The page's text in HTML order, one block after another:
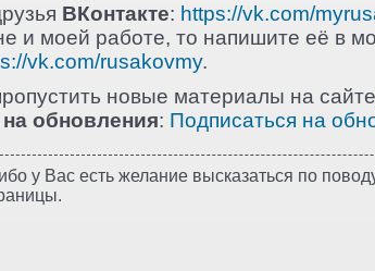
ВКонтакте: https://vk.com/
и моей работе, то напишите её в
vk.com/rusakovmy.
новые материалы на
обновления: Подписаться на
у Вас есть желание высказаться по